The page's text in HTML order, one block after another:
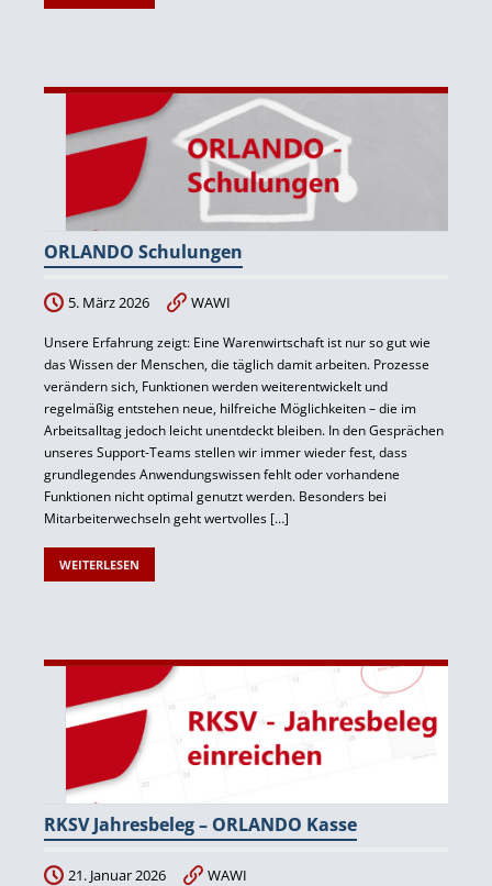
ORLANDO Schulungen
5. März 2026 WAWI
Unsere Erfahrung zeigt: Eine Warenwirtschaft ist nur so gut wie
das Wissen der Menschen, die täglich damit arbeiten. Prozesse
verändern sich, Funktionen werden weiterentwickelt und
regelmäßig entstehen neue, hilfreiche Möglichkeiten – die im
Arbeitsalltag jedoch leicht unentdeckt bleiben. In den Gesprächen
unseres Support-Teams stellen wir immer wieder fest, dass
grundlegendes Anwendungswissen fehlt oder vorhandene
Funktionen nicht optimal genutzt werden. Besonders bei
Mitarbeiterwechseln geht wertvolles […]
WEITERLESEN
RKSV Jahresbeleg – ORLANDO Kasse
21. Januar 2026 WAWI